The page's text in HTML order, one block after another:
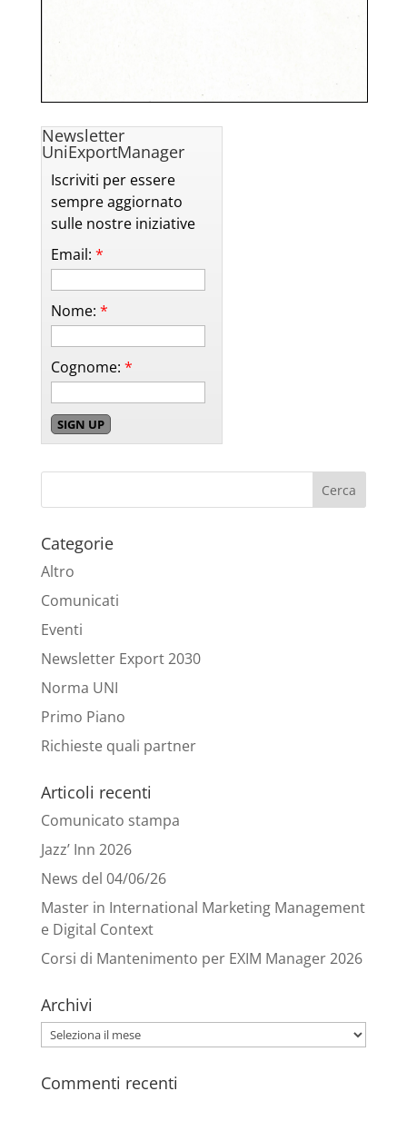
Newsletter
UniExportManager
Iscriviti per essere
sempre aggiornato
sulle nostre iniziative
Email: *
Nome: *
Cognome: *
Categorie
Altro
Comunicati
Eventi
Newsletter Export 2030
Norma UNI
Primo Piano
Richieste quali partner
Articoli recenti
Comunicato stampa
Jazz’ Inn 2026
News del 04/06/26
Master in International Marketing Management
e Digital Context
Corsi di Mantenimento per EXIM Manager 2026
Archivi
Archivi
Commenti recenti